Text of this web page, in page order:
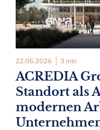
22.06.2026 3 min
ACREDIA
Standort als
modernen